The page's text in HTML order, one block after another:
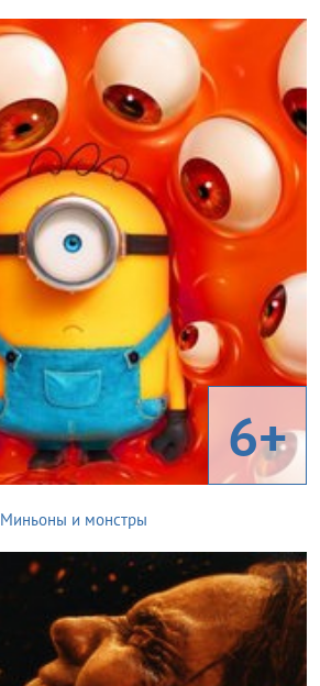
6+
Миньоны и монстры